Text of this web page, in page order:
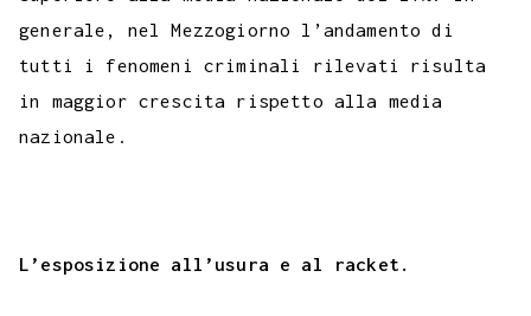
generale, nel Mezzogiorno l’andamento di
tutti i fenomeni criminali rilevati risulta
in maggior crescita rispetto alla media
nazionale.
L’esposizione all’usura e al racket.